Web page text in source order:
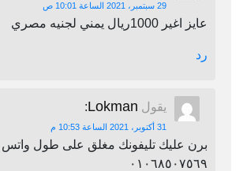
29 سبتمبر، 2021 الساعة 10:01 ص
عايز اغير 1000ريال يمني لجنيه مصري
رد
يقول Lokman
:
31 أكتوبر، 2021 الساعة 10:53 م
برن عليك تليفونك مغلق على طول واتس
٠١٠٦٨٥٠٧٥٦٩